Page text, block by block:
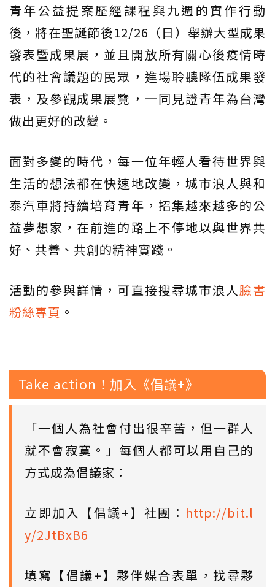
青年公益提案歷經課程與九週的實作行動
後，將在聖誕節後12/26（日）舉辦大型成果
發表暨成果展，並且開放所有關心後疫情時
代的社會議題的民眾，進場聆聽隊伍成果發
表，及參觀成果展覽，一同見證青年為台灣
做出更好的改變。
面對多變的時代，每一位年輕人看待世界與
生活的想法都在快速地改變，城市浪人與和
泰汽車將持續培育青年，招集越來越多的公
益夢想家，在前進的路上不停地以與世界共
好、共善、共創的精神實踐。
活動的參與詳情，可直接搜尋城市浪人 臉書
粉絲專頁 。
Take action！加入《倡議+》
「一個人為社會付出很辛苦，但一群人
就不會寂寞。」每個人都可以用自己的
方式成為倡議家：
立即加入【倡議+】社團： http://bit.l
y/2JtBxB6
填寫【倡議+】夥伴媒合表單，找尋夥